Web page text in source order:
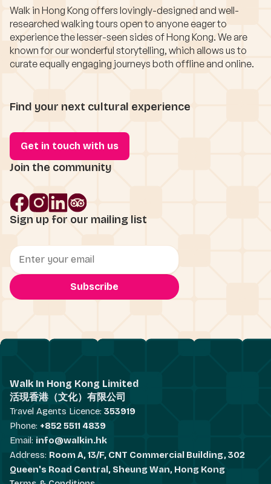
Walk in Hong Kong offers lovingly-designed and well-
researched walking tours open to anyone eager to
experience the lesser-seen sides of Hong Kong. We are
known for our wonderful storytelling, which allows us to
curate equally engaging journeys both offline and online.
Find your next cultural experience
Get in touch with us
Join the community
Sign up for our mailing list
Walk In Hong Kong Limited
活現香港（文化）有限公司
Travel Agents Licence: 353919
Phone: +852 5511 4839
Email: info@walkin.hk
Address: Room A, 13/F, CNT Commercial Building, 302
Queen's Road Central, Sheung Wan, Hong Kong